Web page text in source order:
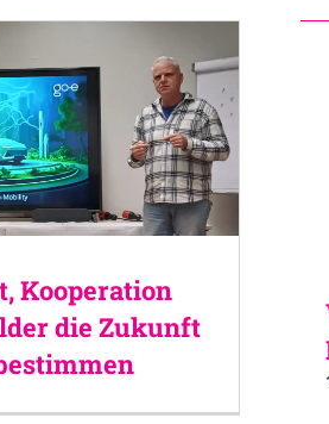
Kooperation
die Zukunft